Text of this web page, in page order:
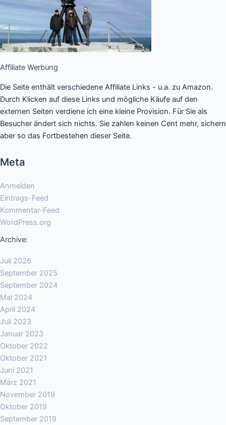
Affiliate Werbung
Die Seite enthält verschiedene Affiliate Links - u.a. zu Amazon.
Durch Klicken auf diese Links und mögliche Käufe auf den
externen Seiten verdiene ich eine kleine Provision. Für Sie als
Besucher ändert sich nichts. Sie zahlen keinen Cent mehr, sichern
aber so das Fortbestehen dieser Seite.
Meta
Anmelden
Eintrags-Feed
Kommentar-Feed
WordPress.org
Archive:
Juli 2026
September 2025
September 2024
Mai 2024
April 2024
Juli 2023
Januar 2023
Oktober 2022
Oktober 2021
Juni 2021
März 2021
November 2019
Oktober 2019
September 2019